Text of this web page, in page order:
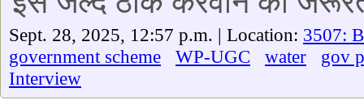
Sept. 28, 2025, 12:57 p.m. | Location: 3507:
government scheme
WP-UGC water
gov
Interview